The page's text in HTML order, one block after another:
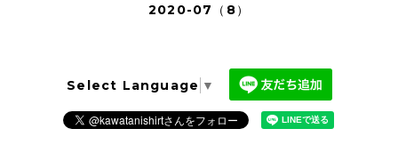
2020-07（8）
Select Language ▼